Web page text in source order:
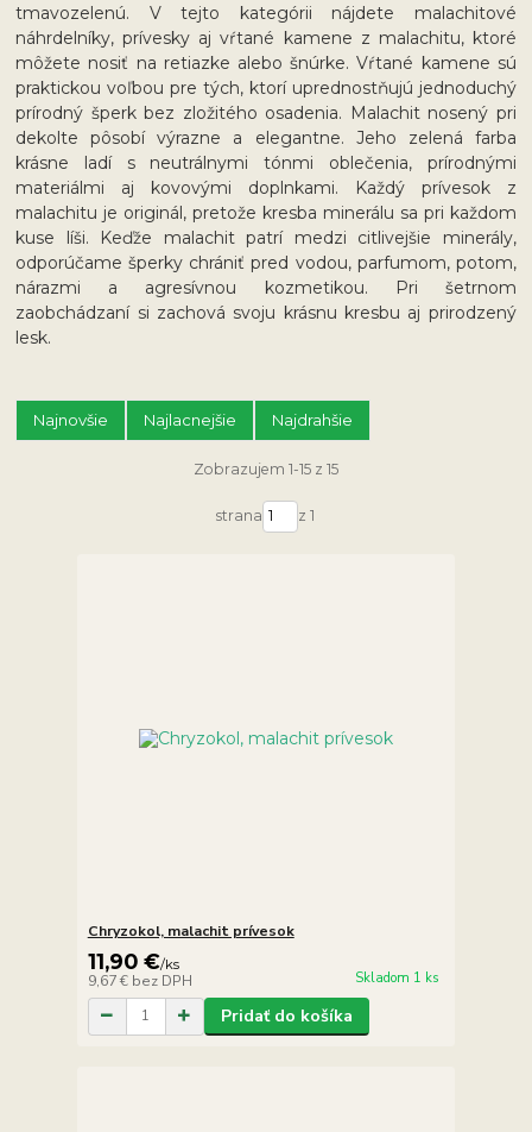
tmavozelenú. V tejto kategórii nájdete malachitové
náhrdelníky, prívesky aj vŕtané kamene z malachitu, ktoré
môžete nosiť na retiazke alebo šnúrke. Vŕtané kamene sú
praktickou voľbou pre tých, ktorí uprednostňujú jednoduchý
prírodný šperk bez zložitého osadenia. Malachit nosený pri
dekolte pôsobí výrazne a elegantne. Jeho zelená farba
krásne ladí s neutrálnymi tónmi oblečenia, prírodnými
materiálmi aj kovovými doplnkami. Každý prívesok z
malachitu je originál, pretože kresba minerálu sa pri každom
kuse líši. Keďže malachit patrí medzi citlivejšie minerály,
odporúčame šperky chrániť pred vodou, parfumom, potom,
nárazmi a agresívnou kozmetikou. Pri šetrnom
zaobchádzaní si zachová svoju krásnu kresbu aj prirodzený
lesk.
Najnovšie Najlacnejšie Najdrahšie
Zobrazujem 1-15 z 15
strana z 1
Chryzokol, malachit prívesok
11,90 €/ks
9,67 € bez DPH Skladom 1 ks
Pridať do košíka